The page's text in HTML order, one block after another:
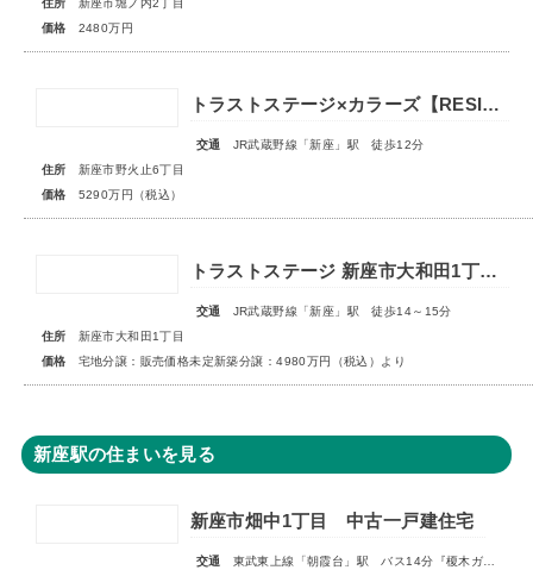
住所
新座市堀ノ内2丁目
価格
2480万円
トラストステージ×カラーズ【RESIDENCE】新座市野火止6丁目53期 ★限定1棟 販売開始★
交通
JR武蔵野線「新座」駅 徒歩12分
住所
新座市野火止6丁目
価格
5290万円（税込）
トラストステージ 新座市大和田1丁目19期 全24区画◆第3期分譲 新築分譲住宅 販売開始◆◆第4期分譲 2次販売 宅地分譲 販売予告◆
交通
JR武蔵野線「新座」駅 徒歩14～15分
住所
新座市大和田1丁目
価格
宅地分譲：販売価格未定新築分譲：4980万円（税込）より
新座駅の住まいを見る
新座市畑中1丁目 中古一戸建住宅
交通 東武東上線「朝霞台」駅 バス14分『榎木ガード』停歩2分